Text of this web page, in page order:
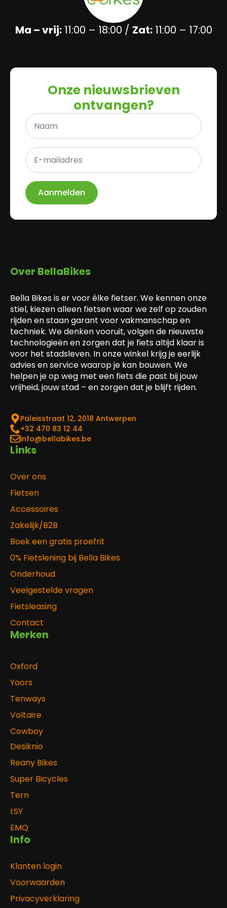
Ma – vrij:11:00 – 18:00 / Zat:11:00 – 17:00
Onze nieuwsbrieven
ontvangen?
Naam
E-
mailadres
*
Aanmelden
Over BellaBikes
Bella Bikes is er voor élke fietser. We kennen onze
stiel, kiezen alleen fietsen waar we zelf op zouden
rijden en staan garant voor vakmanschap en
techniek. We denken vooruit, volgen de nieuwste
technologieën en zorgen dat je fiets altijd klaar is
voor het stadsleven. In onze winkel krijg je eerlijk
advies en service waarop je kan bouwen. We
helpen je op weg met een fiets die past bij jouw
vrijheid, jouw stad – en zorgen dat je blijft rijden.
Paleisstraat 12, 2018 Antwerpen
‎+32 470 83 12 44
info@bellabikes.be
Links
Over ons
Fietsen
Accessoires
Zakelijk/B2B
Boek een gratis proefrit
0% Fietslening bij Bella Bikes
Onderhoud
Veelgestelde vragen
Fietsleasing
Contact
Merken
Oxford
Yoors
Tenways
Voltaire
Cowboy
Desiknio
Reany Bikes
Super Bicycles
Tern
I:SY
EMQ
Info
Klanten login
Voorwaarden
Privacyverklaring